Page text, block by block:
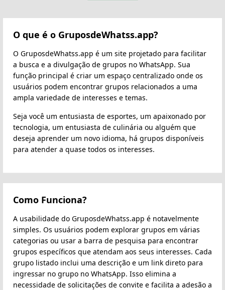
O que é o GruposdeWhatss.app?
O GruposdeWhatss.app é um site projetado para facilitar
a busca e a divulgação de grupos no WhatsApp. Sua
função principal é criar um espaço centralizado onde os
usuários podem encontrar grupos relacionados a uma
ampla variedade de interesses e temas.
Seja você um entusiasta de esportes, um apaixonado por
tecnologia, um entusiasta de culinária ou alguém que
deseja aprender um novo idioma, há grupos disponíveis
para atender a quase todos os interesses.
Como Funciona?
A usabilidade do GruposdeWhatss.app é notavelmente
simples. Os usuários podem explorar grupos em várias
categorias ou usar a barra de pesquisa para encontrar
grupos específicos que atendam aos seus interesses. Cada
grupo listado inclui uma descrição e um link direto para
ingressar no grupo no WhatsApp. Isso elimina a
necessidade de solicitações de convite e facilita a adesão a